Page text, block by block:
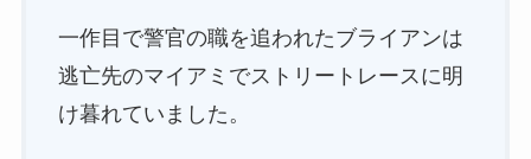
一作目で警官の職を追われたブライアンは
逃亡先のマイアミでストリートレースに明
け暮れていました。